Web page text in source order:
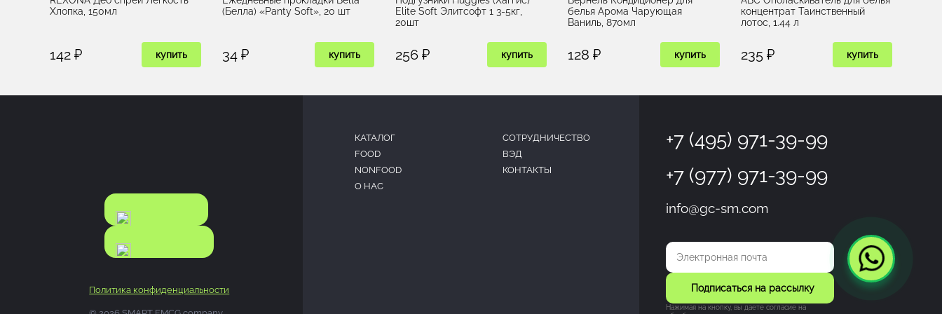
Хлопка, 150мл
142 ₽ купить
(Белла) «Panty Soft», 20 шт
34 ₽ купить
Elite Soft Элитсофт 1 3-5кг,
20шт
256 ₽ купить
белья Арома Чарующая
Ваниль, 870мл
128 ₽ купить
концентрат Таинственный
лотос, 1.44 л
235 ₽ купить
Политика конфиденциальности
КАТАЛОГ
CОТРУДНИЧЕСТВО
FOOD
ВЭД
NONFOOD
КОНТАКТЫ
О НАС
+7 (495) 971-39-99
+7 (977) 971-39-99
info@gc-sm.com
Подписаться на рассылку
Нажимая на кнопку, вы даете согласие на